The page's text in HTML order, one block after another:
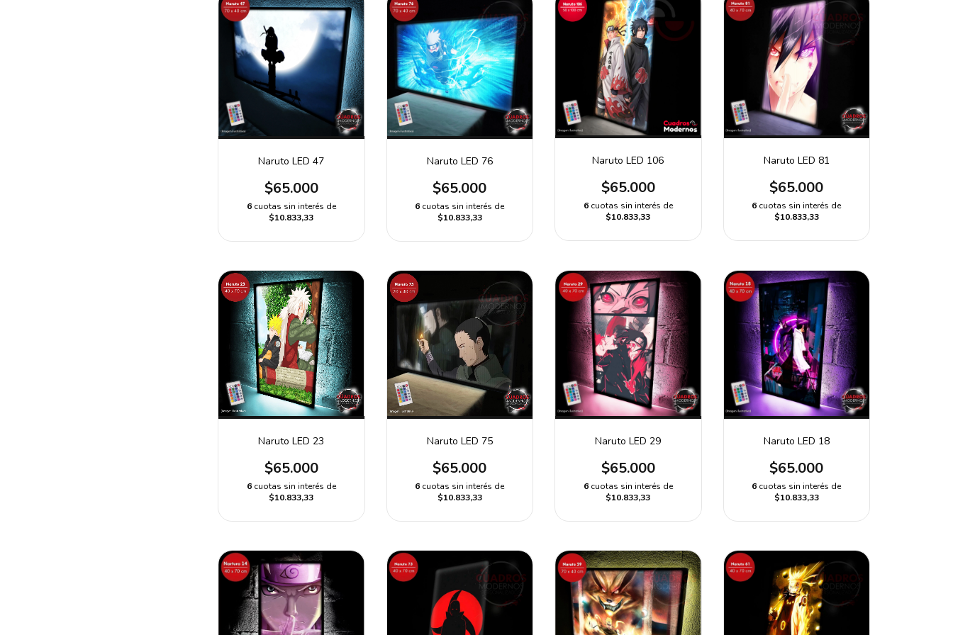
Naruto LED 47
$65.000
6 cuotas sin interés de
$10.833,33
Naruto LED 76
$65.000
6 cuotas sin interés de
$10.833,33
Naruto LED 106
$65.000
6 cuotas sin interés de
$10.833,33
Naruto LED 81
$65.000
6 cuotas sin interés de
$10.833,33
Naruto LED 23
$65.000
6 cuotas sin interés de
$10.833,33
Naruto LED 75
$65.000
6 cuotas sin interés de
$10.833,33
Naruto LED 29
$65.000
6 cuotas sin interés de
$10.833,33
Naruto LED 18
$65.000
6 cuotas sin interés de
$10.833,33